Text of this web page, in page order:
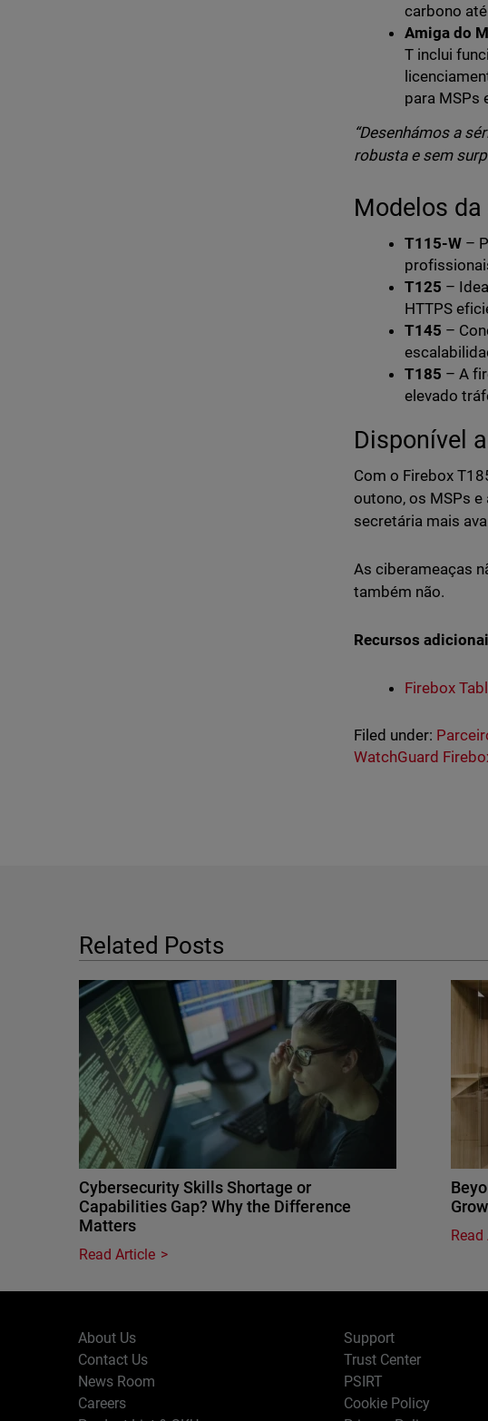
carbono
Amiga do
T inclui
para MSPs
“Desenhámos a
robusta e sem
Modelos
T115-W –
T125 –
HTTPS
T145 –
T185 – A
elevado
Disponível
Com o Firebox
outono, os MSPs
secretária mais
As ciberameaças
também não.
Recursos
Firebox
Filed under:
WatchGuard
Related Posts
Cybersecurity Skills Shortage or
Capabilities Gap? Why the Difference
Matters
Read Article
About Us
Contact Us
News Room
Careers
Support
Trust Center
PSIRT
Cookie Policy